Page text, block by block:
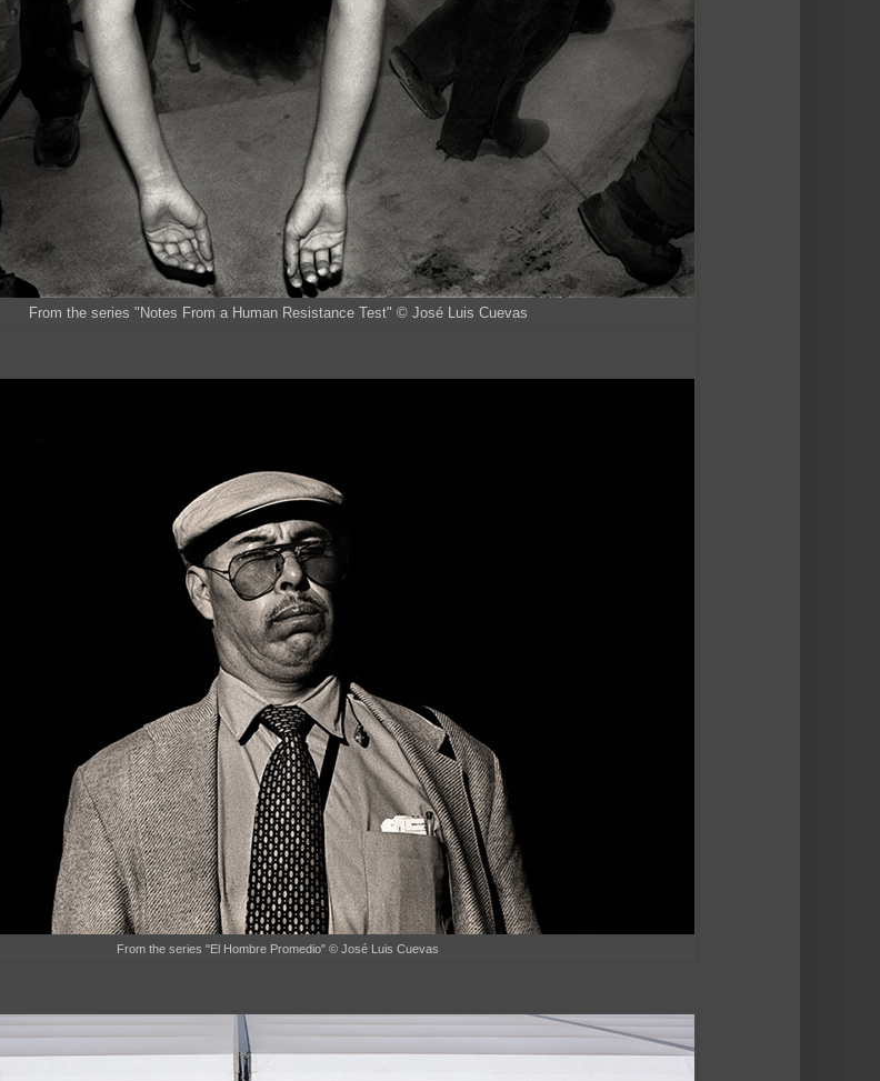
From the series "Notes From a Human Resistance Test" © José Luis Cuevas
From the series "El Hombre Promedio" © José Luis Cuevas